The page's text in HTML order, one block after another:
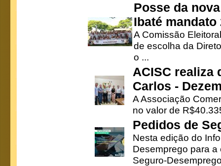
Posse da
Ibaté mandato
A Comissão
de escolha da
o ...
ACISC realiza
Carlos -
A Associação
no valor de
Pedidos de
Nesta edição do
Desemprego para
Seguro-